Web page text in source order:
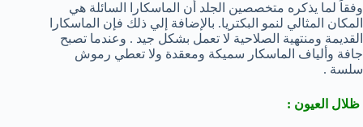
وفقاً لما يذكره متخصصين الجلد أن الماسكارا السائلة هي
المكان المثالي لنمو البكتريا. بالإضافة إلي ذلك فإن الماسكارا
القديمة ومنتهية الصلاحية لا تعمل بشكل جيد . وعندما تصبح
جافة وألياف الماسكار سميكة ومعقدة ولا تعطي رموش
سلسة .
ظلال العيون :